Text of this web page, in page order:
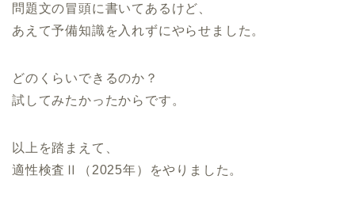
問題文の冒頭に書いてあるけど、
あえて予備知識を入れずにやらせました。
どのくらいできるのか？
試してみたかったからです。
以上を踏まえて、
適性検査Ⅱ（2025年）をやりました。